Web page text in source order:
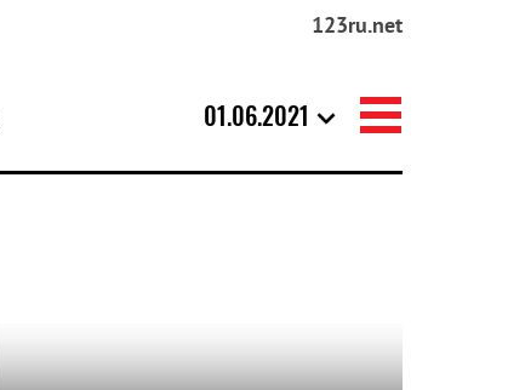
123ru.net
01.06.2021